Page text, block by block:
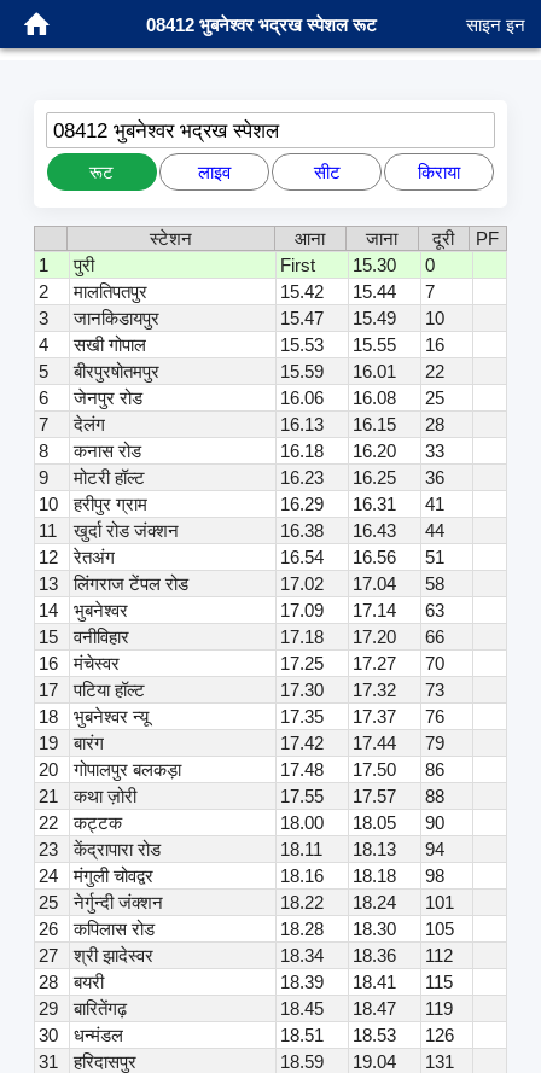
08412 भुबनेश्वर भद्रख स्पेशल रूट साइन इन
08412 भुबनेश्वर भद्रख स्पेशल
रूट लाइव सीट किराया
स्टेशन आना जाना दूरी
PF
1
पुरी First 15.30
0
2
मालतिपतपुर 15.42 15.44
7
3
जानकिडायपुर 15.47 15.49
10
4
सखी गोपाल 15.53 15.55
16
5
बीरपुरषोतमपुर 15.59 16.01
22
6
जेनपुर रोड 16.06 16.08
25
7
देलंग 16.13 16.15
28
8
कनास रोड 16.18 16.20
33
9
मोटरी हॉल्ट 16.23 16.25
36
10
हरीपुर ग्राम 16.29 16.31
41
11
खुर्दा रोड जंक्शन 16.38 16.43
44
12
रेतअंग 16.54 16.56
51
13
लिंगराज टेंपल रोड 17.02 17.04
58
14
भुबनेश्वर 17.09 17.14
63
15
वनीविहार 17.18 17.20
66
16
मंचेस्वर 17.25 17.27
70
17
पटिया हॉल्ट 17.30 17.32
73
18
भुबनेश्वर न्यू 17.35 17.37
76
19
बारंग 17.42 17.44
79
20
गोपालपुर बलकड़ा 17.48 17.50
86
21
कथा ज़ोरी 17.55 17.57
88
22
कट्टक 18.00 18.05
90
23
केंद्रापारा रोड 18.11 18.13
94
24
मंगुली चोवद्वर 18.16 18.18
98
25
नेर्गुन्दी जंक्शन 18.22 18.24
101
26
कपिलास रोड 18.28 18.30
105
27
श्री झादेस्वर 18.34 18.36
112
28
बयरी 18.39 18.41
115
29
बारितेंगढ़ 18.45 18.47
119
30
धन्मंडल 18.51 18.53
126
31
हरिदासपुर 18.59 19.04
131